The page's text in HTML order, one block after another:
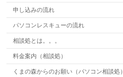
申し込みの流れ
パソコンレスキューの流れ
相談処とは。。。
料金案内（相談処）
くまの森からのお願い（パソコン相談処）